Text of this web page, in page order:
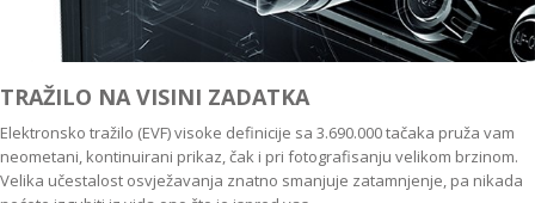
TRAŽILO NA VISINI ZADATKA
Elektronsko tražilo (EVF) visoke definicije sa 3.690.000 tačaka pruža vam
neometani, kontinuirani prikaz, čak i pri fotografisanju velikom brzinom.
Velika učestalost osvježavanja znatno smanjuje zatamnjenje, pa nikada